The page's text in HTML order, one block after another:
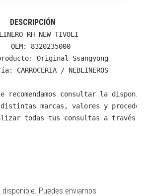
DESCRIPCIÓN
RH NEW TIVOLI
- OEM: 8320235000
Original Ssangyong
CARROCERIA / NEBLINEROS
recomendamos consultar la
distintas marcas, valores y
todas tus consultas a través
Puedes enviarnos